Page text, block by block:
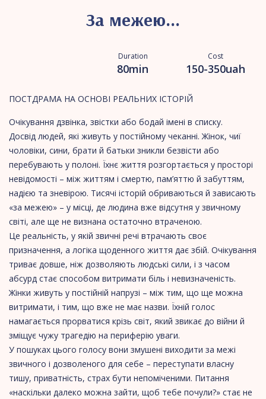
За межею…
Duration
80min
Cost
150-350uah
ПОСТДРАМА НА ОСНОВІ РЕАЛЬНИХ ІСТОРІЙ
Очікування дзвінка, звістки або бодай імені в списку.
Досвід людей, які живуть у постійному чеканні. Жінок, чиї
чоловіки, сини, брати й батьки зникли безвісти або
перебувають у полоні. Їхнє життя розгортається у просторі
невідомості – між життям і смертю, пам’яттю й забуттям,
надією та зневірою. Тисячі історій обриваються й зависають
«за межею» – у місці, де людина вже відсутня у звичному
світі, але ще не визнана остаточно втраченою.
Це реальність, у якій звичні речі втрачають своє
призначення, а логіка щоденного життя дає збій. Очікування
триває довше, ніж дозволяють людські сили, і з часом
абсурд стає способом витримати біль і невизначеність.
Жінки живуть у постійній напрузі – між тим, що ще можна
витримати, і тим, що вже не має назви. Їхній голос
намагається прорватися крізь світ, який звикає до війни й
зміщує чужу трагедію на периферію уваги.
У пошуках цього голосу вони змушені виходити за межі
звичного і дозволеного для себе – переступати власну
тишу, приватність, страх бути непоміченими. Питання
«наскільки далеко можна зайти, щоб тебе почули?» стає не